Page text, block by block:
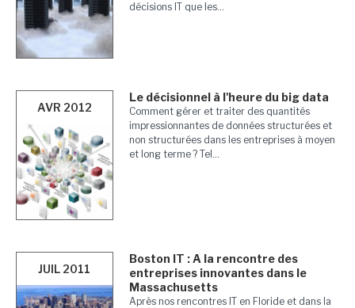
décisions IT que les...
AVR 2012
Le décisionnel à l'heure du big data
Comment gérer et traiter des quantités
impressionnantes de données structurées et
non structurées dans les entreprises à moyen
et long terme ? Tel...
JUIL 2011
Boston IT : A la rencontre des
entreprises innovantes dans le
Massachusetts
Après nos rencontres IT en Floride et dans la